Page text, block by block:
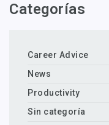
Categorías
Career Advice
News
Productivity
Sin categoría